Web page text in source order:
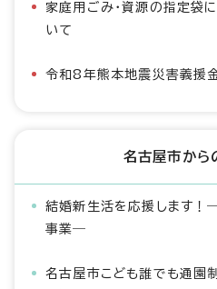
家庭用ごみ・資源の指定袋
いて
令和8年熊本地震災害義援
名古屋市から
結婚新生活を応援します
事業―
名古屋市こども誰でも通園